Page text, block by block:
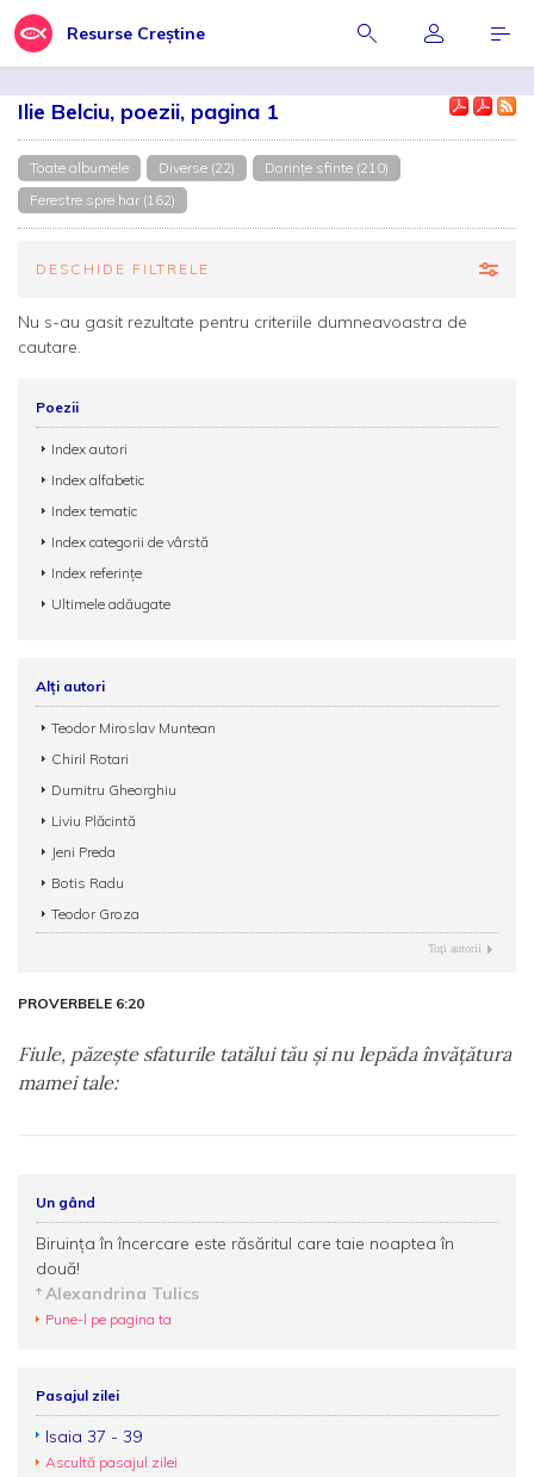
Resurse Creștine
Ilie Belciu, poezii, pagina 1
Toate albumele Diverse (22)
Dorinţe sfinte (210)
Ferestre spre har (162)
DESCHIDE FILTRELE
Nu s-au gasit rezultate pentru criteriile dumneavoastra de
cautare.
Poezii
Index autori
Index alfabetic
Index tematic
Index categorii de vârstă
Index referințe
Ultimele adăugate
Alți autori
Teodor Miroslav Muntean
Chiril Rotari
Dumitru Gheorghiu
Liviu Plăcintă
Jeni Preda
Botis Radu
Teodor Groza
Toţi autorii
PROVERBELE 6:20
Fiule, păzeşte sfaturile tatălui tău şi nu lepăda învăţătura
mamei tale:
Un gând
Biruința în încercare este răsăritul care taie noaptea în
două!
Alexandrina Tulics
Pune-l pe pagina ta
Pasajul zilei
Isaia 37 - 39
Ascultă pasajul zilei